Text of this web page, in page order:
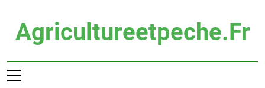
contentAgricultureetpeche.fr